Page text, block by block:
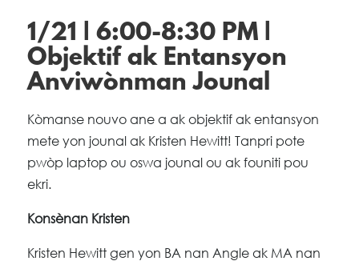
1/21 | 6:00-8:30 PM |
Objektif ak Entansyon
Anviwònman Jounal
Kòmanse nouvo ane a ak objektif ak entansyon
mete yon jounal ak Kristen Hewitt! Tanpri pote
pwòp laptop ou oswa jounal ou ak founiti pou
ekri.
Konsènan Kristen
Kristen Hewitt gen yon BA nan Angle ak MA nan